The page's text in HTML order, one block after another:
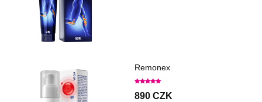
Remonex
890 CZK